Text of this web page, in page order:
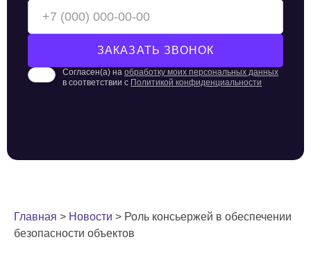
Согласен(а) на обработку моих персональных данных
в соответствии с Политикой конфиденциальности
Главная > Новости > Роль консьержей в обеспечении
безопасности объектов